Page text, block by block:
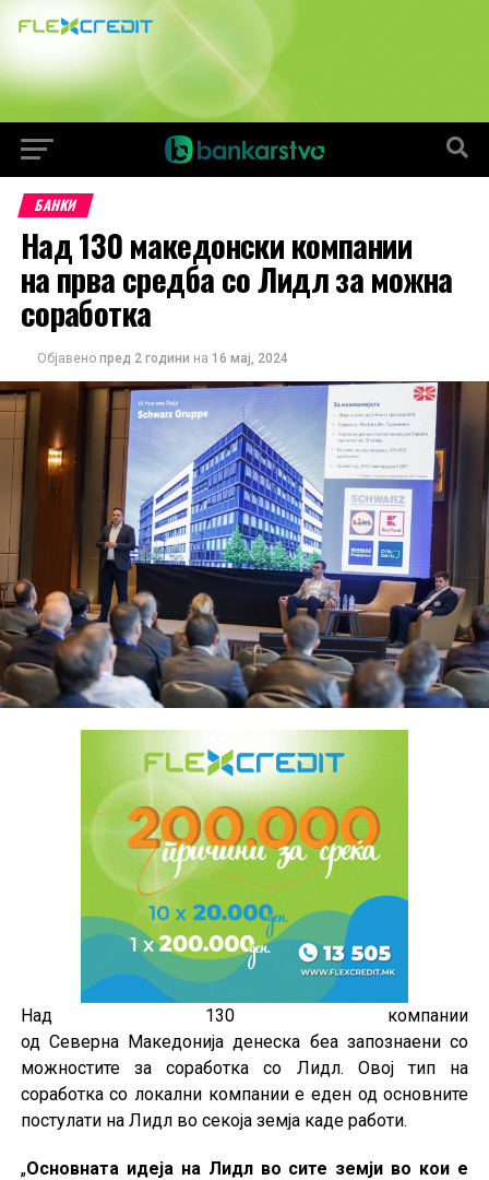
БАНКИ
Над 130 македонски компании
на прва средба со Лидл за можна
соработка
Објавено пред 2 години на 16 мај, 2024
Над 130 компании
од Северна Македонија денеска беа запознаени со
можностите за соработка со Лидл. Овој тип на
соработка со локални компании е еден од основните
постулати на Лидл во секоја земја каде работи.
„Основната идеја на Лидл во сите земји во кои е